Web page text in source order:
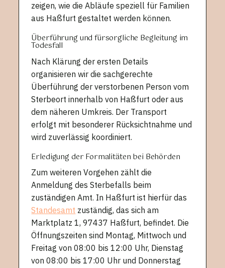
zeigen, wie die Abläufe speziell für Familien
aus Haßfurt gestaltet werden können.
Überführung und fürsorgliche Begleitung im
Todesfall
Nach Klärung der ersten Details
organisieren wir die sachgerechte
Überführung der verstorbenen Person vom
Sterbeort innerhalb von Haßfurt oder aus
dem näheren Umkreis. Der Transport
erfolgt mit besonderer Rücksichtnahme und
wird zuverlässig koordiniert.
Erledigung der Formalitäten bei Behörden
Zum weiteren Vorgehen zählt die
Anmeldung des Sterbefalls beim
zuständigen Amt. In Haßfurt ist hierfür das
Standesamt zuständig, das sich am
Marktplatz 1, 97437 Haßfurt, befindet. Die
Öffnungszeiten sind Montag, Mittwoch und
Freitag von 08:00 bis 12:00 Uhr, Dienstag
von 08:00 bis 17:00 Uhr und Donnerstag